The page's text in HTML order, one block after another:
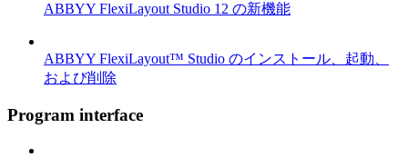
ABBYY FlexiLayout Studio 12 の新機能
ABBYY FlexiLayout™ Studio のインストール、起動、
および削除
Program interface